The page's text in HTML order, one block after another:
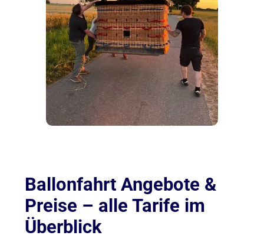
Ballonfahrt Angebote &
Preise – alle Tarife im
Überblick